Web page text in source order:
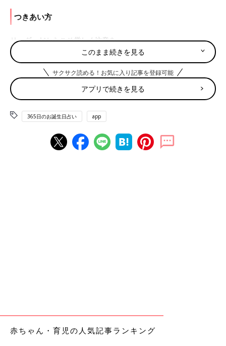
つきあい方
リーダーだからこそ厳しく注意を
人気者でリーダーになれる反面、悪いことをしても、ほかの子ど
もがマネをします。影響力が強いことを自覚させて。
宿の日 道の日 健康ハートの日 帽子の日
修★たまひよ365日のお誕生日占い
このまま続きを見る
サクサク読める！お気に入り記事を登録可能
アプリで続きを見る
365日のお誕生日占い app
赤ちゃん・育児の人気記事ランキング